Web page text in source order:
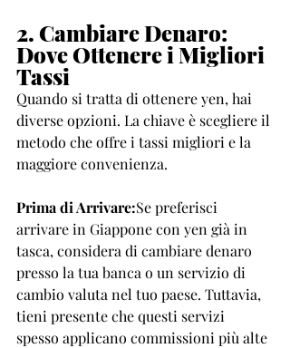
2. Cambiare Denaro:
Dove Ottenere i Migliori
Tassi
Quando si tratta di ottenere yen, hai
diverse opzioni. La chiave è scegliere il
metodo che offre i tassi migliori e la
maggiore convenienza.
Prima di Arrivare:Se preferisci
arrivare in Giappone con yen già in
tasca, considera di cambiare denaro
presso la tua banca o un servizio di
cambio valuta nel tuo paese. Tuttavia,
tieni presente che questi servizi
spesso applicano commissioni più alte